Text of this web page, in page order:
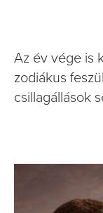
Az év vége is
zodiákus
csillagállások